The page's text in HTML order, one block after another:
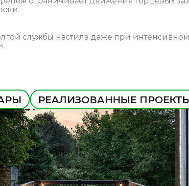
службы настила даже при
РЕАЛИЗОВАННЫЕ